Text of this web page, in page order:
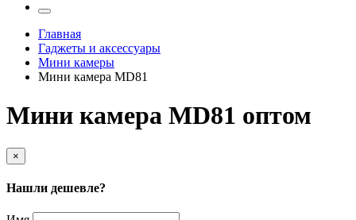
Главная
Гаджеты и аксессуары
Мини камеры
Мини камера MD81
Мини камера MD81 оптом
×
Нашли дешевле?